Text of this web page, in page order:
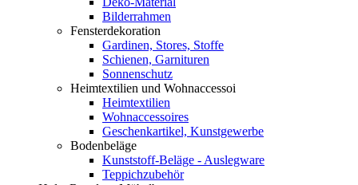
Bilderrahmen
Fensterdekoration
Gardinen, Stores, Stoffe
Schienen, Garnituren
Sonnenschutz
Heimtextilien und Wohnaccessoi
Heimtextilien
Wohnaccessoires
Geschenkartikel, Kunstgewerbe
Bodenbeläge
Kunststoff-Beläge - Auslegware
Teppichzubehör